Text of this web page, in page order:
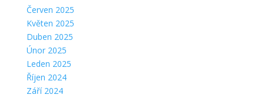
Červen 2025
Květen 2025
Duben 2025
Únor 2025
Leden 2025
Říjen 2024
Září 2024